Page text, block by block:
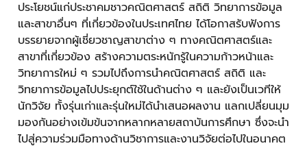
ประโยชน์แก่ประชาคมชาวคณิตศาสตร์ สถิติ วิทยาการข้อมูล
และสาขาอื่นๆ ที่เกี่ยวข้องในประเทศไทย ได้โอกาสรับฟังการ
บรรยายจากผู้เชี่ยวชาญสาขาต่าง ๆ ทางคณิตศาสตร์และ
สาขาที่เกี่ยวข้อง สร้างความตระหนักรู้ในความก้าวหน้าและ
วิทยาการใหม่ ๆ รวมไปถึงการนำคณิตศาสตร์ สถิติ และ
วิทยาการข้อมูลไปประยุกต์ใช้ในด้านต่าง ๆ และยังเป็นเวทีให้
นักวิจัย ทั้งรุ่นเก่าและรุ่นใหม่ได้นำเสนอผลงาน แลกเปลี่ยนมุม
มองกันอย่างเข้มข้นจากหลากหลายสถาบันการศึกษา ซึ่งจะนำ
ไปสู่ความร่วมมือทางด้านวิชาการและงานวิจัยต่อไปในอนาคต